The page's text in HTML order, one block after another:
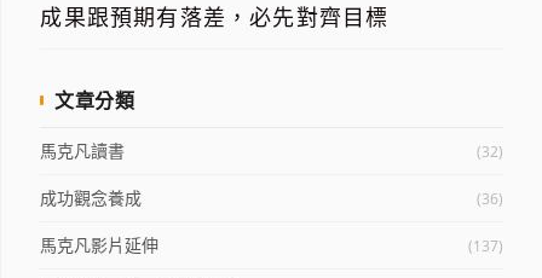
成果跟預期有落差，必先對齊目標
文章分類
馬克凡讀書 (32)
成功觀念養成 (36)
馬克凡影片延伸 (137)